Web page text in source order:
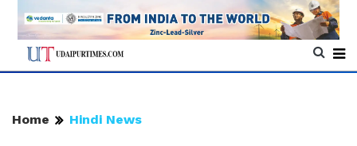
Home Hindi News